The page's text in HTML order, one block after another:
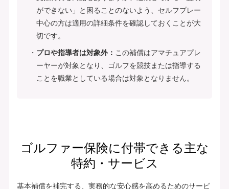
ができない」と困ることのないよう、セルフプレー
中心の方は適用の詳細条件を確認しておくことが大
切です。
プロや指導者は対象外： この補償はアマチュアプレ
ーヤーが対象となり、ゴルフを競技または指導する
ことを職業としている場合は対象となりません。
ゴルファー保険に付帯できる主な
特約・サービス
基本補償を補完する、実務的な安心感を高めるためのサービ